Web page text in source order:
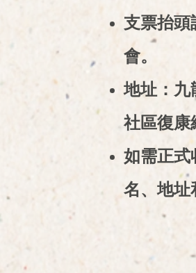
支票抬頭
會。
地址：九
社區復康
如需正式
名、地址